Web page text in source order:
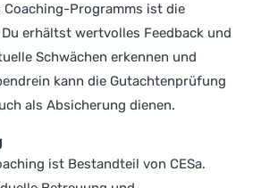
Coaching-Programms ist die
erhältst wertvolles Feedback und
Schwächen erkennen und
kann die Gutachtenprüfung
als Absicherung dienen.
ist Bestandteil von CESa.